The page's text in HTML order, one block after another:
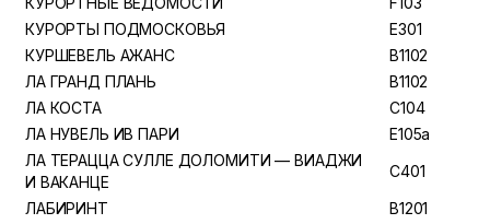
КУРОРТЫ ПОДМОСКОВЬЯ
E301
КУРШЕВЕЛЬ АЖАНС
B1102
ЛА ГРАНД ПЛАНЬ
B1102
ЛА КОСТА
C104
ЛА НУВЕЛЬ ИВ ПАРИ
E105a
ЛА ТЕРАЦЦА СУЛЛЕ ДОЛОМИТИ — ВИАДЖИ
И ВАКАНЦЕ
C401
ЛАБИРИНТ
B1201